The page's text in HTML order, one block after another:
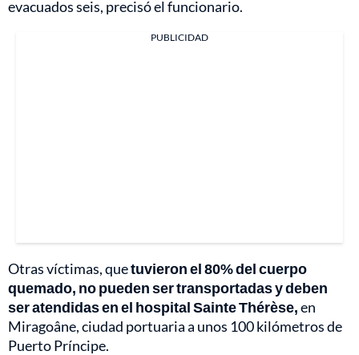
evacuados seis, precisó el funcionario.
PUBLICIDAD
Otras víctimas, quetuvieron el 80% del cuerpo
quemado, no pueden ser transportadas y deben
ser atendidas en el hospital Sainte Thérèse,en
Miragoâne, ciudad portuaria a unos 100 kilómetros de
Puerto Príncipe.